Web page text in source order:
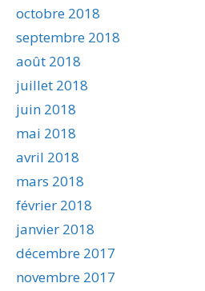
octobre 2018
septembre 2018
août 2018
juillet 2018
juin 2018
mai 2018
avril 2018
mars 2018
février 2018
janvier 2018
décembre 2017
novembre 2017